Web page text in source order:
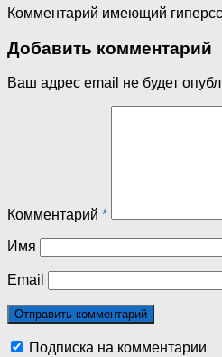
Комментарий имеющий
Добавить комментарий
Ваш адрес email не будет
Комментарий *
Имя
Email
Подписка на комментарии